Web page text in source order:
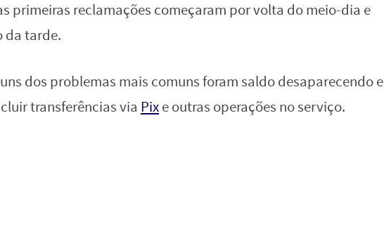
primeiras reclamações começaram por volta do meio-dia e
da tarde.
dos problemas mais comuns foram saldo desaparecendo e
transferências via Pixe outras operações no serviço.